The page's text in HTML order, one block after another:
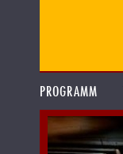
PROGRAMM